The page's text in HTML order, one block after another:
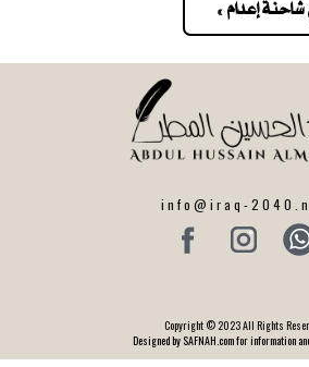
شاحنة إعدام »
info@iraq-
Copyright © 2023 All Rights
Designed by SAFNAH.com for information